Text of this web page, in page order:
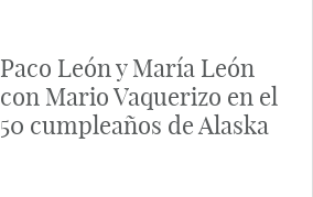
Paco León y María León
con Mario Vaquerizo en el
50 cumpleaños de Alaska